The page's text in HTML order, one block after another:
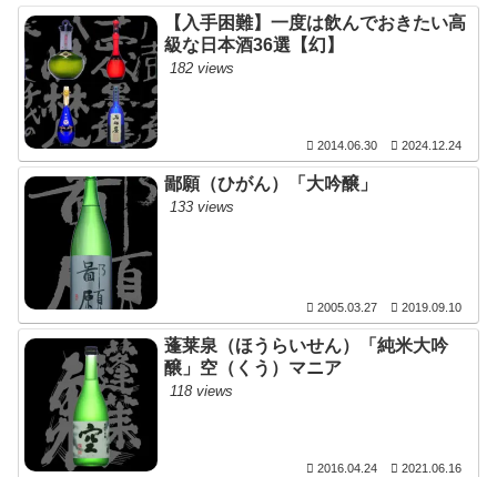
【入手困難】一度は飲んでおきたい高
級な日本酒36選【幻】
182 views
2014.06.30 2024.12.24
鄙願（ひがん）「大吟醸」
133 views
2005.03.27 2019.09.10
蓬莱泉（ほうらいせん）「純米大吟
醸」空（くう）マニア
118 views
2016.04.24 2021.06.16